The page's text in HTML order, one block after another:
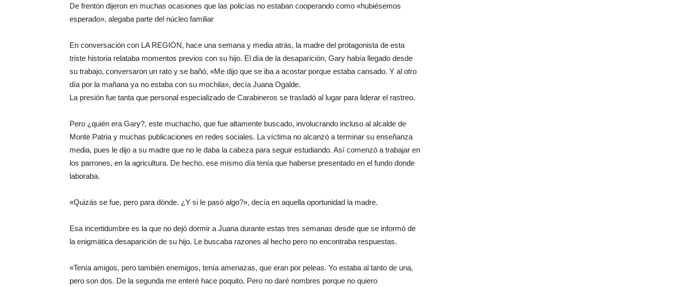
De frentón dijeron en muchas ocasiones que las policías no estaban cooperando como «hubiésemos
esperado», alegaba parte del núcleo familiar
En conversación con LA REGIÓN, hace una semana y media atrás, la madre del protagonista de esta
triste historia relataba momentos previos con su hijo. El día de la desaparición, Gary había llegado desde
su trabajo, conversaron un rato y se bañó, «Me dijo que se iba a acostar porque estaba cansado. Y al otro
día por la mañana ya no estaba con su mochila», decía Juana Ogalde.
La presión fue tanta que personal especializado de Carabineros se trasladó al lugar para liderar el rastreo.
Pero ¿quién era Gary?, este muchacho, que fue altamente buscado, involucrando incluso al alcalde de
Monte Patria y muchas publicaciones en redes sociales. La víctima no alcanzó a terminar su enseñanza
media, pues le dijo a su madre que no le daba la cabeza para seguir estudiando. Así comenzó a trabajar en
los parrones, en la agricultura. De hecho, ese mismo día tenía que haberse presentado en el fundo donde
laboraba.
«Quizás se fue, pero para dónde. ¿Y si le pasó algo?», decía en aquella oportunidad la madre.
Esa incertidumbre es la que no dejó dormir a Juana durante estas tres semanas desde que se informó de
la enigmática desaparición de su hijo. Le buscaba razones al hecho pero no encontraba respuestas.
«Tenía amigos, pero también enemigos, tenía amenazas, que eran por peleas. Yo estaba al tanto de una,
pero son dos. De la segunda me enteré hace poquito. Pero no daré nombres porque no quiero